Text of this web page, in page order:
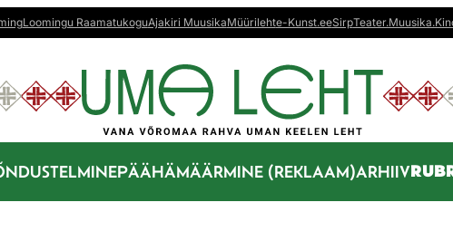
Loomingu RaamatukoguAjakiri MuusikaMüürilehte-Kunst.eeSirp
TELMINEPÄÄHÄMÄÄRMINE (REKLAAM)ARHIIV